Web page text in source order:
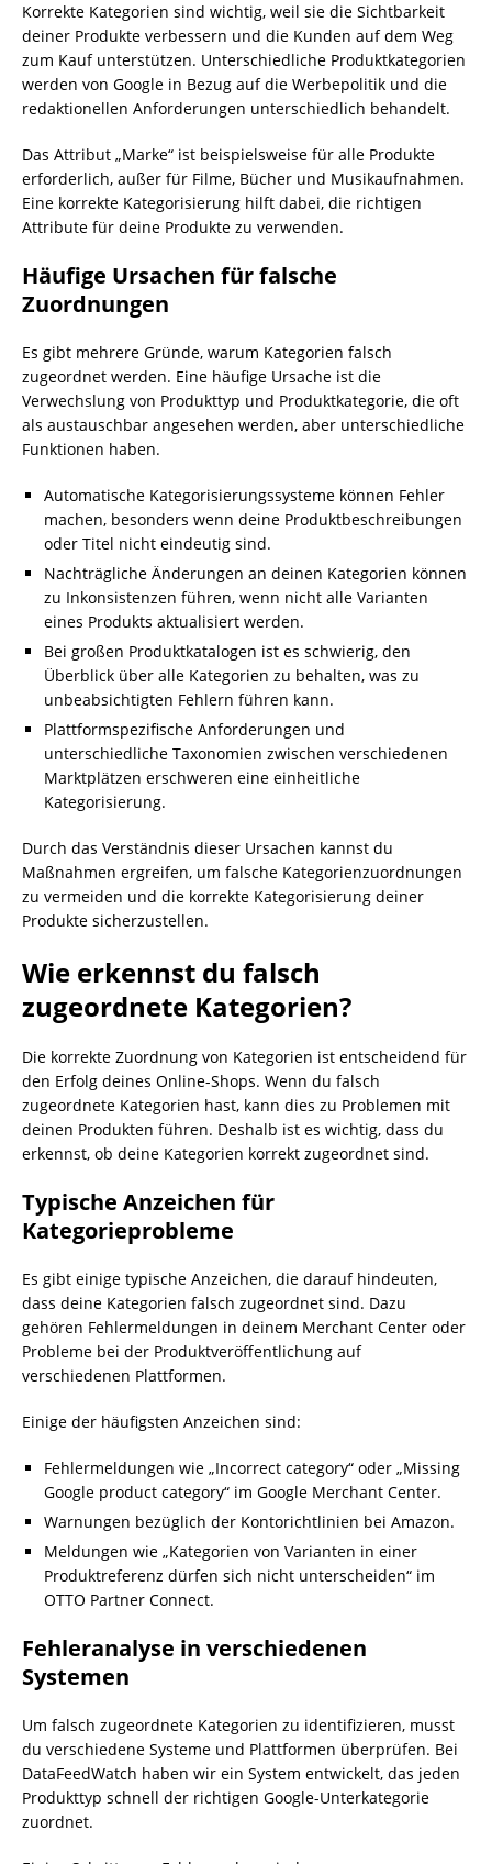
Korrekte Kategorien sind wichtig, weil sie die Sichtbarkeit
deiner Produkte verbessern und die Kunden auf dem Weg
zum Kauf unterstützen. Unterschiedliche Produktkategorien
werden von Google in Bezug auf die Werbepolitik und die
redaktionellen Anforderungen unterschiedlich behandelt.
Das Attribut „Marke“ ist beispielsweise für alle Produkte
erforderlich, außer für Filme, Bücher und Musikaufnahmen.
Eine korrekte Kategorisierung hilft dabei, die richtigen
Attribute für deine Produkte zu verwenden.
Häufige Ursachen für falsche
Zuordnungen
Es gibt mehrere Gründe, warum Kategorien falsch
zugeordnet werden. Eine häufige Ursache ist die
Verwechslung von Produkttyp und Produktkategorie, die oft
als austauschbar angesehen werden, aber unterschiedliche
Funktionen haben.
Automatische Kategorisierungssysteme können Fehler
machen, besonders wenn deine Produktbeschreibungen
oder Titel nicht eindeutig sind.
Nachträgliche Änderungen an deinen Kategorien können
zu Inkonsistenzen führen, wenn nicht alle Varianten
eines Produkts aktualisiert werden.
Bei großen Produktkatalogen ist es schwierig, den
Überblick über alle Kategorien zu behalten, was zu
unbeabsichtigten Fehlern führen kann.
Plattformspezifische Anforderungen und
unterschiedliche Taxonomien zwischen verschiedenen
Marktplätzen erschweren eine einheitliche
Kategorisierung.
Durch das Verständnis dieser Ursachen kannst du
Maßnahmen ergreifen, um falsche Kategorienzuordnungen
zu vermeiden und die korrekte Kategorisierung deiner
Produkte sicherzustellen.
Wie erkennst du falsch
zugeordnete Kategorien?
Die korrekte Zuordnung von Kategorien ist entscheidend für
den Erfolg deines Online-Shops. Wenn du falsch
zugeordnete Kategorien hast, kann dies zu Problemen mit
deinen Produkten führen. Deshalb ist es wichtig, dass du
erkennst, ob deine Kategorien korrekt zugeordnet sind.
Typische Anzeichen für
Kategorieprobleme
Es gibt einige typische Anzeichen, die darauf hindeuten,
dass deine Kategorien falsch zugeordnet sind. Dazu
gehören Fehlermeldungen in deinem Merchant Center oder
Probleme bei der Produktveröffentlichung auf
verschiedenen Plattformen.
Einige der häufigsten Anzeichen sind:
Fehlermeldungen wie „Incorrect category“ oder „Missing
Google product category“ im Google Merchant Center.
Warnungen bezüglich der Kontorichtlinien bei Amazon.
Meldungen wie „Kategorien von Varianten in einer
Produktreferenz dürfen sich nicht unterscheiden“ im
OTTO Partner Connect.
Fehleranalyse in verschiedenen
Systemen
Um falsch zugeordnete Kategorien zu identifizieren, musst
du verschiedene Systeme und Plattformen überprüfen. Bei
DataFeedWatch haben wir ein System entwickelt, das jeden
Produkttyp schnell der richtigen Google-Unterkategorie
zuordnet.